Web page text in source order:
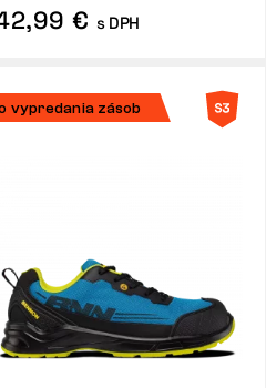
€ s DPH
vypredania zásob